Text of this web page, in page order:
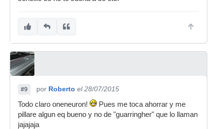
#9 por Roberto el 28/07/2015
Todo claro oneneuron!
Pues me toca ahorrar y me
pillare algun eq bueno y no de "guarringher" que lo llaman
jajajaja